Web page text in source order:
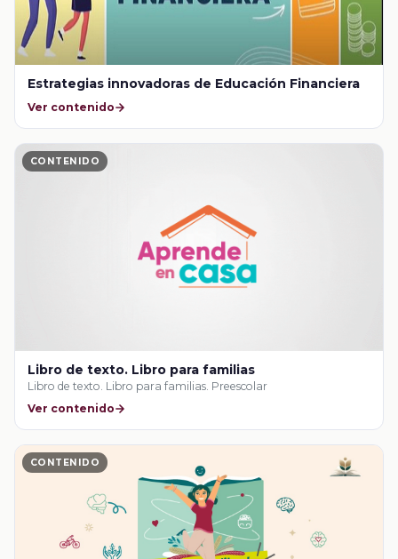
Estrategias innovadoras de Educación Financiera
Ver contenido
CONTENIDO
Libro de texto. Libro para familias
Libro de texto. Libro para familias. Preescolar
Ver contenido
CONTENIDO